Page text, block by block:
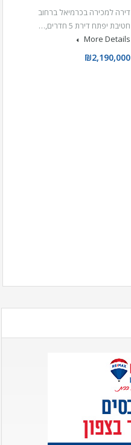
דירה למכירה בכרמיאל ברחוב
חטיבת יפתח דירת 5 חדרים,…
More Details
₪2,190,000